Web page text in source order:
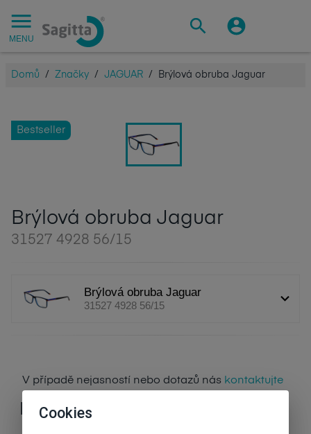
MENU
Domů / Značky / JAGUAR / Brýlová obruba Jaguar
Bestseller
Brýlová obruba Jaguar
31527 4928 56/15
Brýlová obruba Jaguar
31527 4928 56/15
V případě nejasností nebo dotazů nás kontaktujte
Parametry
Cookies